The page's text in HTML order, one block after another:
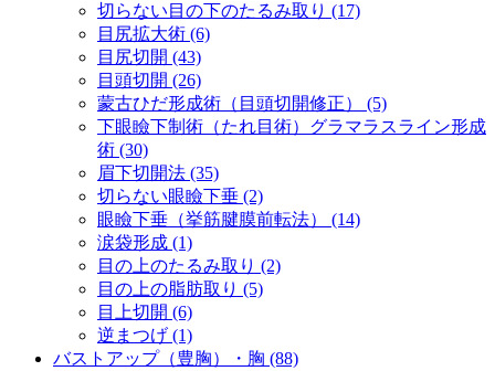
切らない目の下のたるみ取り (17)
目尻拡大術 (6)
目尻切開 (43)
目頭切開 (26)
蒙古ひだ形成術（目頭切開修正） (5)
下眼瞼下制術（たれ目術）グラマラスライン形成
術 (30)
眉下切開法 (35)
切らない眼瞼下垂 (2)
眼瞼下垂（挙筋腱膜前転法） (14)
涙袋形成 (1)
目の上のたるみ取り (2)
目の上の脂肪取り (5)
目上切開 (6)
逆まつげ (1)
バストアップ（豊胸）・胸 (88)